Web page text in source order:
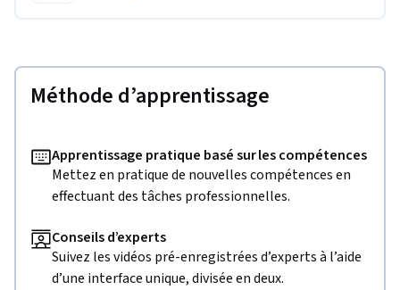
Méthode d’apprentissage
Apprentissage pratique basé sur les compétences
Mettez en pratique de nouvelles compétences en
effectuant des tâches professionnelles.
Conseils d’experts
Suivez les vidéos pré-enregistrées d’experts à l’aide
d’une interface unique, divisée en deux.